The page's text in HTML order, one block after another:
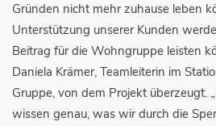
Gründen nicht mehr zuhause leben
Unterstützung unserer Kunden
Beitrag für die Wohngruppe leisten
Daniela Krämer, Teamleiterin im
Gruppe, von dem Projekt überzeugt.
wissen genau, was wir durch die